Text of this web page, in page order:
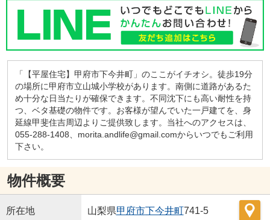
「【平屋住宅】甲府市下今井町」のここがイチオシ。徒歩19分
の場所に甲府市立山城小学校があります。南側に道路があるた
め十分な日当たりが確保できます。不同沈下にも高い耐性を持
つ、ベタ基礎の物件です。お客様が望んでいた一戸建てを、身
延線甲斐住吉周辺よりご提供致します。当社へのアクセスは、
055-288-1408、morita.andlife@gmail.comからいつでもご利用
下さい。
物件概要
所在地 山梨県甲府市下今井町741-5